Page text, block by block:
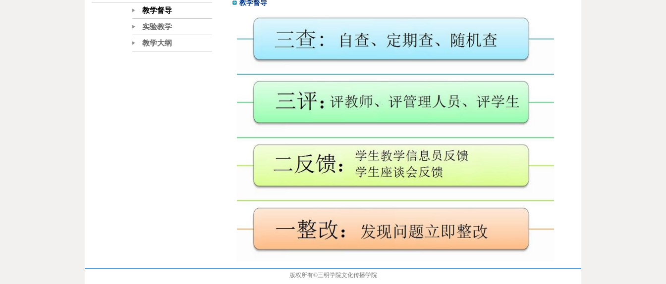
教学督导
实验教学
教学大纲
教学督导
版权所有©三明学院文化传播学院